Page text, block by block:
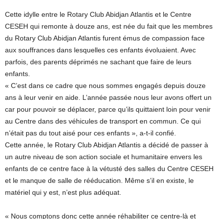
Cette idylle entre le Rotary Club Abidjan Atlantis et le Centre
CESEH qui remonte à douze ans, est née du fait que les membres
du Rotary Club Abidjan Atlantis furent émus de compassion face
aux souffrances dans lesquelles ces enfants évoluaient. Avec
parfois, des parents déprimés ne sachant que faire de leurs
enfants.
« C’est dans ce cadre que nous sommes engagés depuis douze
ans à leur venir en aide. L’année passée nous leur avons offert un
car pour pouvoir se déplacer, parce qu’ils quittaient loin pour venir
au Centre dans des véhicules de transport en commun. Ce qui
n’était pas du tout aisé pour ces enfants », a-t-il confié.
Cette année, le Rotary Club Abidjan Atlantis a décidé de passer à
un autre niveau de son action sociale et humanitaire envers les
enfants de ce centre face à la vétusté des salles du Centre CESEH
et le manque de salle de rééducation. Même s’il en existe, le
matériel qui y est, n’est plus adéquat.
« Nous comptons donc cette année réhabiliter ce centre-là et